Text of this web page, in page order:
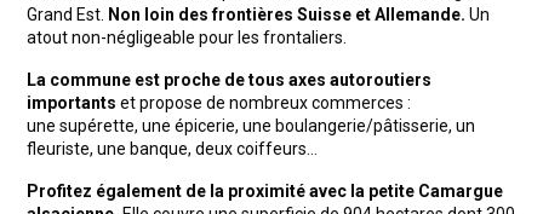
Grand Est. Non loin des frontières Suisse et Allemande. Un
atout non-négligeable pour les frontaliers.
La commune est proche de tous axes autoroutiers
importants et propose de nombreux commerces :
une supérette, une épicerie, une boulangerie/pâtisserie, un
fleuriste, une banque, deux coiffeurs…
Profitez également de la proximité avec la petite Camargue